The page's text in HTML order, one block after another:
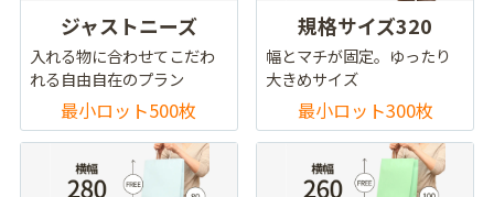
ジャストニーズ
入れる物に合わせてこだわ
れる自由自在のプラン
最小ロット500枚
規格サイズ320
幅とマチが固定。ゆったり
大きめサイズ
最小ロット300枚